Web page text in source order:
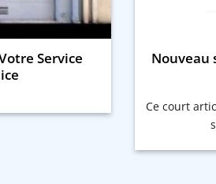
Service
Nouveau
Ce court